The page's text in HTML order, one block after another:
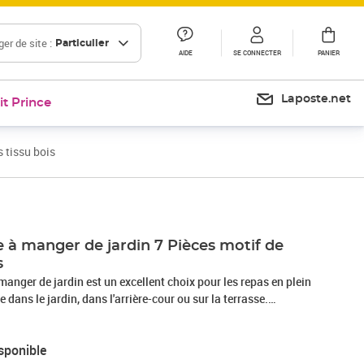
de site : Particulier
AIDE SE CONNECTER PANIER
Prince Laposte.net
tissu bois
à manger de jardin 7 Pièces motif de
de jardin est un excellent choix pour les repas en plein
dans le jardin, dans l'arrière-cour ou sur la terrasse.
d'acacia massif est connu pour sa solidité et sa durabilité.
intempéries en font un matériau idéal pour la